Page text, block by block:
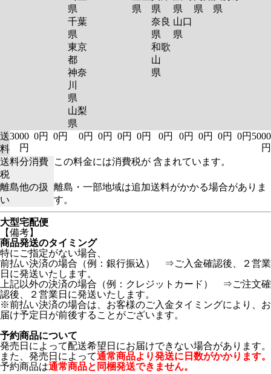
県
千葉
県
東京
都
神奈
川
県
山梨
県
県 県
奈良
県
和歌
山
県
県
山口
県
県 県
送
料
3000
円
0円 0円 0円 0円 0円 0円 0円 0円 0円 0円 0円 5000
円
送料分消費
税
この料金には消費税が 含まれています。
離島他の扱
い
離島・一部地域は追加送料がかかる場合がありま
す。
大型宅配便
【備考】
商品発送のタイミング
特にご指定がない場合、
前払い決済の場合（例：銀行振込） ⇒ご入金確認後、２営業
日に発送いたします。
上記以外の決済の場合（例：クレジットカード） ⇒ご注文確
認後、２営業日に発送いたします。
※前払い決済の場合は、お客様のご入金タイミングにより、お
届け予定日が前後することがございます。
予約商品について
発売日によって配送希望日にお届けできない場合があります。
また、発売日によって通常商品より発送に日数がかかります。
予約商品は通常商品と同梱発送できません。